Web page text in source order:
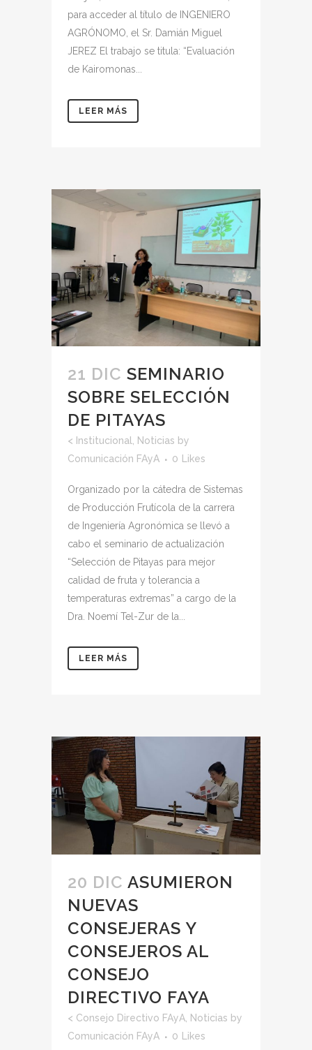
para acceder al título de INGENIERO
AGRÓNOMO, el Sr. Damián Miguel
JEREZ El trabajo se titula: “Evaluación
de Kairomonas...
LEER MÁS
21 DIC SEMINARIO
SOBRE SELECCIÓN
DE PITAYAS
< Institucional, Noticias by
Comunicación FAyA
0 Likes
Organizado por la cátedra de Sistemas
de Producción Frutícola de la carrera
de Ingeniería Agronómica se llevó a
cabo el seminario de actualización
“Selección de Pitayas para mejor
calidad de fruta y tolerancia a
temperaturas extremas” a cargo de la
Dra. Noemí Tel-Zur de la...
LEER MÁS
20 DIC ASUMIERON
NUEVAS
CONSEJERAS Y
CONSEJEROS AL
CONSEJO
DIRECTIVO FAYA
< Consejo Directivo FAyA Noticias by
Comunicación FAyA
0 Likes